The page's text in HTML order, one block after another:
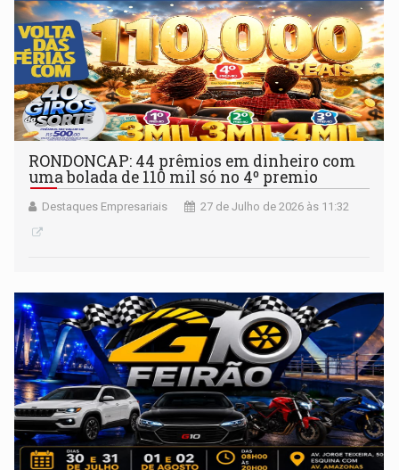
RONDONCAP: 44 prêmios em dinheiro com
uma bolada de 110 mil só no 4º premio
Destaques Empresariais 27 de Julho de 2026 às 11:32